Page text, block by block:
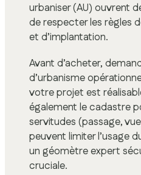
urbaniser (AU) ouvrent
de respecter les règles
et d’implantation.
Avant d’acheter,
d’urbanisme
votre projet est
également le cadastre
servitudes (passage,
peuvent limiter l’usage
un géomètre expert
cruciale.